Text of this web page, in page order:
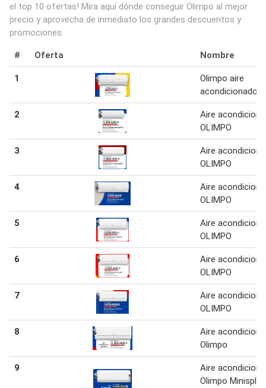
el top 10 ofertas! Mira aquí dónde conseguir Olimpo al mejor
precio y aprovecha de inmediato los grandes descuentos y
promociones.
# Oferta Nombre
1
Olimpo aire
acondicionado
2
Aire
OLIMPO
3
Aire
OLIMPO
4
Aire
OLIMPO
5
Aire
OLIMPO
6
Aire
OLIMPO
7
Aire
OLIMPO
8
Aire
Olimpo
9
Aire
Olimpo Minisplit